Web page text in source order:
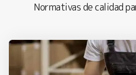
Normativas de calidad